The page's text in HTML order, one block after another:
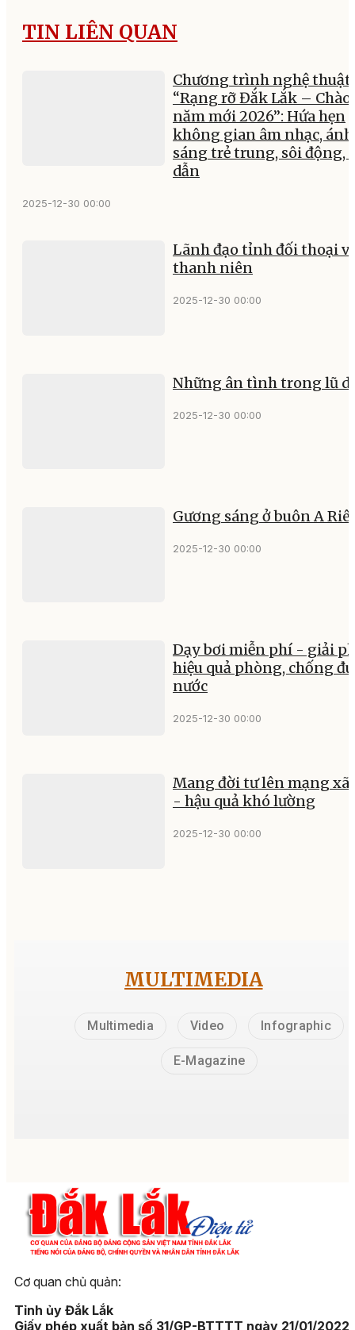
TIN LIÊN QUAN
Chương trình nghệ thuật
“Rạng rỡ Đắk Lắk – Chào
năm mới 2026”: Hứa hẹn
không gian âm nhạc, ánh
sáng trẻ trung, sôi động,
dẫn
2025-12-30 00:00
Lãnh đạo tỉnh đối thoại
thanh niên
2025-12-30 00:00
Những ân tình trong lũ
2025-12-30 00:00
Gương sáng ở buôn A
2025-12-30 00:00
Dạy bơi miễn phí - giải
hiệu quả phòng, chống
nước
2025-12-30 00:00
Mang đời tư lên mạng xã
- hậu quả khó lường
2025-12-30 00:00
MULTIMEDIA
Multimedia Video Infographic
E-Magazine
Cơ quan chủ quản:
Tỉnh ủy Đắk Lắk
Giấy phép xuất bản số 31/GP-BTTTT ngày 21/01/2022